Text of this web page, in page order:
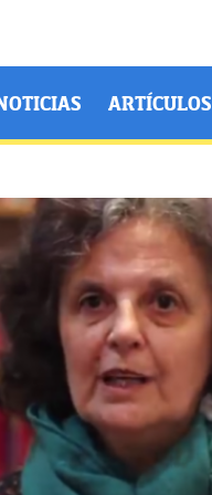
ARTÍCULOS